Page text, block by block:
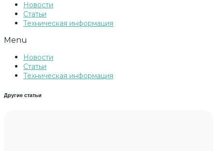
Новости
Статьи
Техническая информация
Menu
Новости
Статьи
Техническая информация
Другие статьи